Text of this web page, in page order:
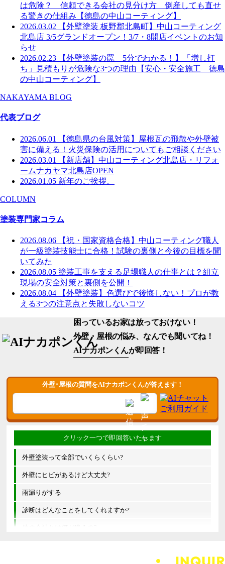
は危険？ 信頼できる会社の見分け方 倒産しても直せ
る驚きの仕組み【徳島の中山コーティング】
2026.03.02
【外壁塗装 板野郡北島町】中山コーティング
北島店 3/5グランドオープン！3/7・8開店イベントのお知
らせ
2026.02.23
【外壁塗装の罠 5分でわかる！】「増し打
ち」見積もりが危険な3つの理由【安心・安全施工 徳島
の中山コーティング】
NAKAYAMA BLOG
代表ブログ
2026.06.01
【徳島県の台風対策】屋根瓦の飛散や外壁被
害に備える！火災保険の活用についてもご相談ください
2026.03.01
【新店舗】中山コーティング北島店・リフォ
ームナカヤマ北島店OPEN
2026.01.05 新年のご挨拶。
COLUMN
塗装専門家コラム
2026.08.06
【祝・国家資格合格】中山コーティング職人
が一級塗装技能士に合格！試験の裏側と今後の目標を聞
いてみた
2026.08.05 塗装工事を支える足場職人の仕事とは？組立
現場の安全対策と裏側を公開！
2026.08.04
【外壁塗装】色選びで後悔しない！プロが教
える3つの注意点と失敗しないコツ
困っているお家は放っておけない！
外壁・屋根の悩み、なんでも聞いてね！
AIナカポンくんが即回答！
外壁･屋根の質問をAIナカポンくんが答えます！
外壁塗装って全部でいくらくらい?
外壁にヒビがあるけど大丈夫?
雨漏りがする
診断はどんなことをしてくれますか?
他の会社とは何が違うの?